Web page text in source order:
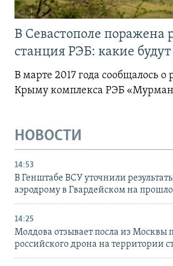
В Севастополе поражена
станция РЭБ: какие
В марте 2017 года сообщалось о
Крыму комплекса РЭБ
НОВОСТИ
14:53
В Генштабе ВСУ уточнили
аэродрому в Гвардейском на
14:25
Молдова отзывает посла из Москвы
российского дрона на территории